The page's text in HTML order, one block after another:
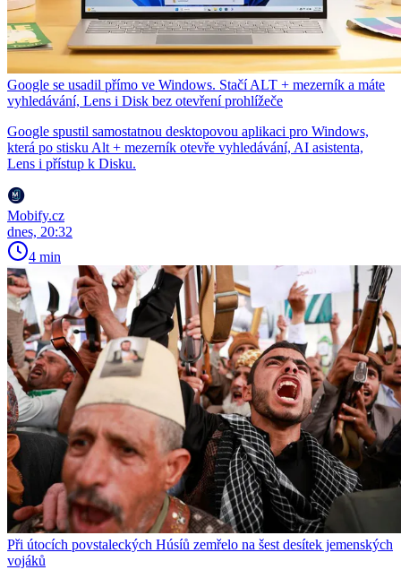
Google se usadil přímo ve Windows. Stačí ALT + mezerník a máte
vyhledávání, Lens i Disk bez otevření prohlížeče
Google spustil samostatnou desktopovou aplikaci pro Windows,
která po stisku Alt + mezerník otevře vyhledávání, AI asistenta,
Lens i přístup k Disku.
Mobify.cz
dnes, 20:32
4 min
Při útocích povstaleckých Húsíů zemřelo na šest desítek jemenských
vojáků